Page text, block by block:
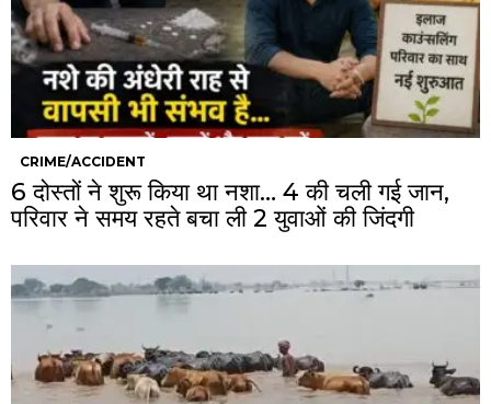
CRIME/ACCIDENT
6 दोस्तों ने शुरू किया था नशा… 4 की चली गई जान,
परिवार ने समय रहते बचा ली 2 युवाओं की जिंदगी